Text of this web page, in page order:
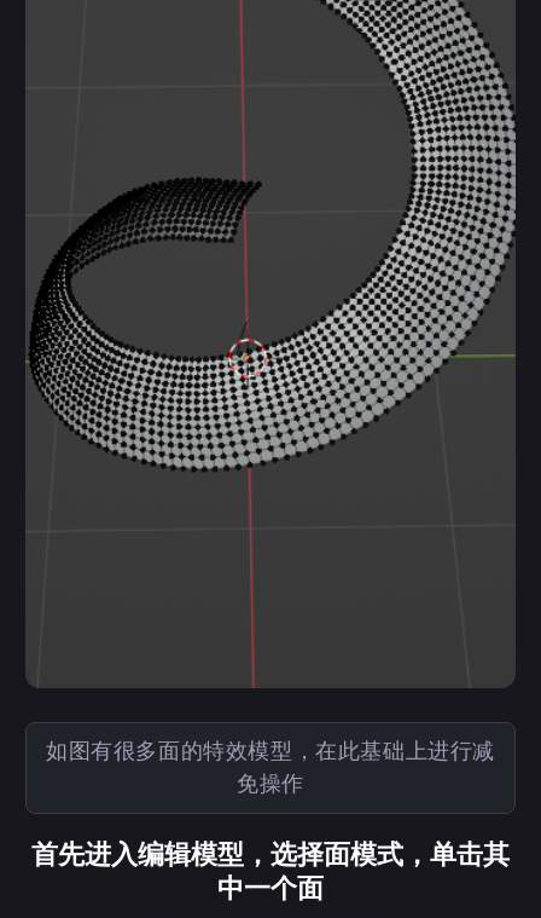
如图有很多面的特效模型，在此基础上进行减
免操作
首先进入编辑模型，选择面模式，单击其
中一个面